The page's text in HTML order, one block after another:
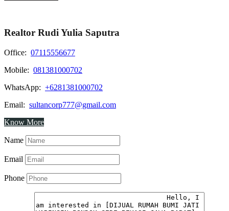
Realtor Rudi Yulia Saputra
Office: 07115556677
Mobile: 081381000702
WhatsApp: +6281381000702
Email: sultancorp777@gmail.com
Know More
Name
Email
Phone